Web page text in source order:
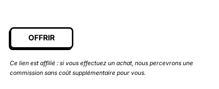
OFFRIR
Ce lien est affilié : si vous effectuez un achat, nous percevrons une
commission sans coût supplémentaire pour vous.